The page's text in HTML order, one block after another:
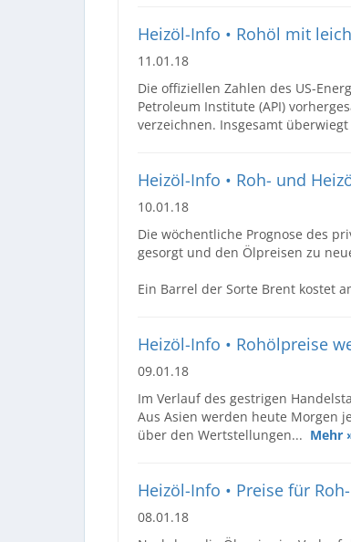
Heizöl-Info • Rohöl mit
11.01.18
Die offiziellen Zahlen des US-
Petroleum Institute (API)
verzeichnen. Insgesamt überwiegt
Heizöl-Info • Roh- und
10.01.18
Die wöchentliche Prognose des
gesorgt und den Ölpreisen zu
Ein Barrel der Sorte Brent kostet
Heizöl-Info • Rohölpreise
09.01.18
Im Verlauf des gestrigen
Aus Asien werden heute Morgen
über den Wertstellungen... Mehr
Heizöl-Info • Preise für
08.01.18